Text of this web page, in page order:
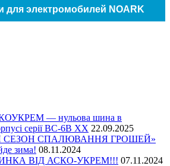
наследие
и места
и здоровье
для электромобилей NOARK
— нульова шина в
серії ВС-6В ХХ 22.09.2025
СЕЗОН СПАЛЮВАННЯ ГРОШЕЙ»
зима! 08.11.2024
ВІД АСКО-УКРЕМ!!! 07.11.2024